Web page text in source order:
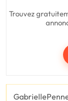
Trouvez